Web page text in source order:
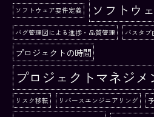
ソフトウェア要件定義 ソフトウ
バグ管理図による進捗・品質管理 バスタブ
プロジェクトの時間
プロジェクトマネジメ
リスク移転 リバースエンジニアリング